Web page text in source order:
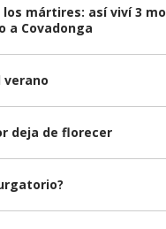
los mártires: así viví 3
a Covadonga
deja de florecer